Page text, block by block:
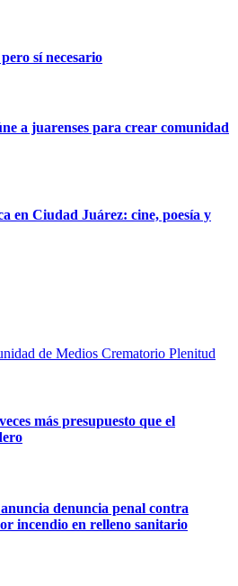
sí necesario
a juarenses para crear comunidad
en Ciudad Juárez: cine, poesía y
de Medios Crematorio Plenitud
más presupuesto que el
denuncia penal contra
incendio en relleno sanitario